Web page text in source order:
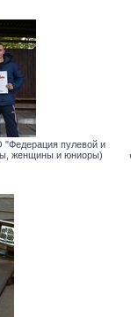
"Федерация пулевой и
женщины и юниоры)